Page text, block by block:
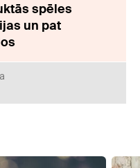
spēles
un pat